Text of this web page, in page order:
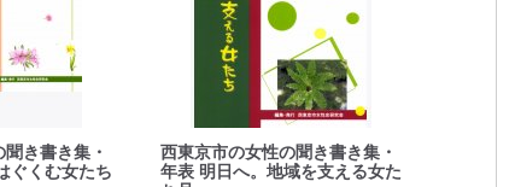
き書き集・
ぐくむ女たち
西東京市の女性の聞き書き集・
年表 明日へ。地域を支える女た